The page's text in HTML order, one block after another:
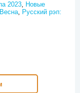
2023, Новые
, Русский рэп: